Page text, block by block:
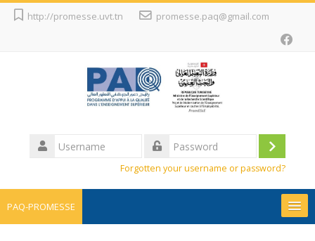
Skip
http://promesse.uvt.tn promesse.paq@gmail.com
Username
Log
Forgotten your username or password?
PAQ-PROMESSE